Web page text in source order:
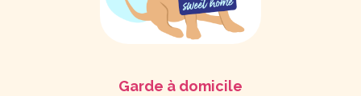
Garde à domicile